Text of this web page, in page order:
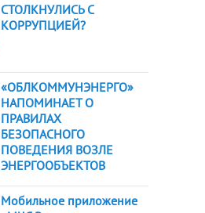
СТОЛКНУЛИСЬ С
КОРРУПЦИЕЙ?
«ОБЛКОММУНЭНЕРГО»
НАПОМИНАЕТ О
ПРАВИЛАХ
БЕЗОПАСНОГО
ПОВЕДЕНИЯ ВОЗЛЕ
ЭНЕРГООБЪЕКТОВ
Мобильное приложение